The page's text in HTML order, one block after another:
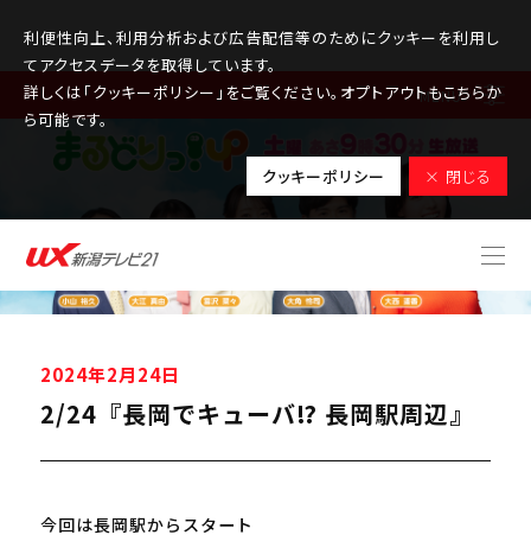
利便性向上、利用分析および広告配信等のためにクッキーを利用し
てアクセスデータを取得しています。
詳しくは「クッキーポリシー」をご覧ください。オプトアウトもこちらか
ら可能です。
クッキーポリシー × 閉じる
MENU
2024年2月24日
2/24『長岡でキューバ⁉ 長岡駅周辺』
今回は長岡駅からスタート